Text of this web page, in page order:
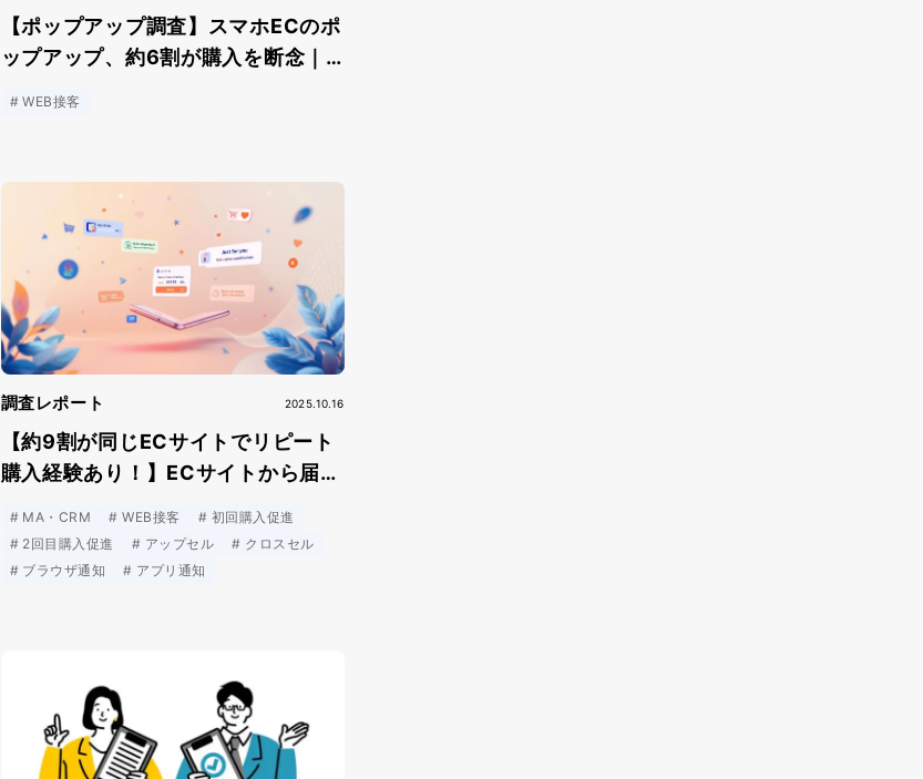
【ポップアップ調査】スマホECのポ
ップアップ、約6割が購入を断念｜1,
WEB接客
調査レポート 2025.10.16
【約9割が同じECサイトでリピート
購入経験あり！】ECサイトから届
を後押しする実態が明らかに
MA・CRM WEB接客
初回購入促進
2回目購入促進
アップセル
クロスセル
ブラウザ通知
アプリ通知